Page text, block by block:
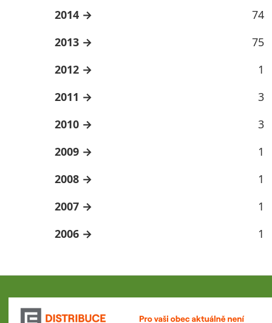
2014
74
2013
75
2012
1
2011
3
2010
3
2009
1
2008
1
2007
1
2006
1